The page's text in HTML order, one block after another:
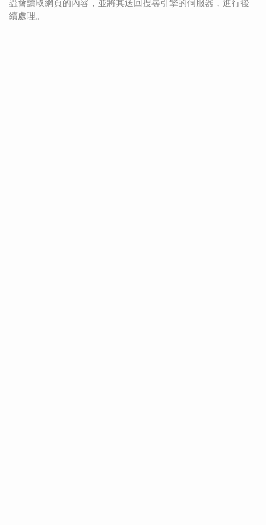
蟲會讀取網頁的內容，並將其送回搜尋引擎的伺服器，進行後
續處理。